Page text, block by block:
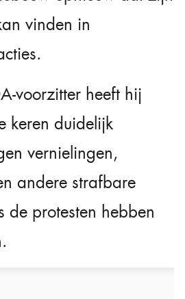
vinden in
voorzitter heeft hij
keren duidelijk
vernielingen,
andere strafbare
de protesten hebben